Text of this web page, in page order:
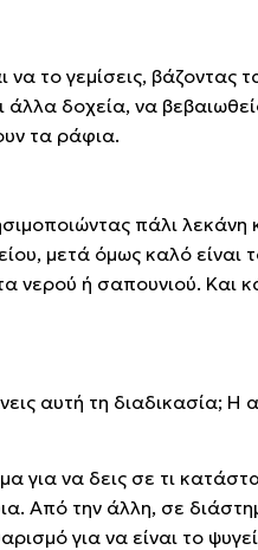
το γεμίσεις, βάζοντας
δοχεία, να βεβαιωθείς
τα ράφια.
πάλι λεκάνη
μετά όμως καλό είναι
νερού ή σαπουνιού. Και
αυτή τη διαδικασία; Η
για να δεις σε τι
Από την άλλη, σε
για να είναι το